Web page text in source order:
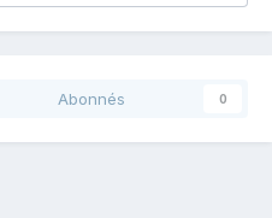
Abonnés 0